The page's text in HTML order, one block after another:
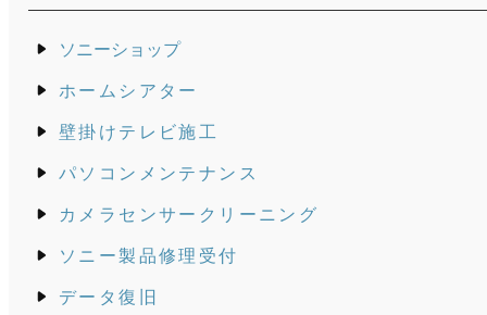
ソニーショップ
ホームシアター
壁掛けテレビ施工
パソコンメンテナンス
カメラセンサークリーニング
ソニー製品修理受付
データ復旧